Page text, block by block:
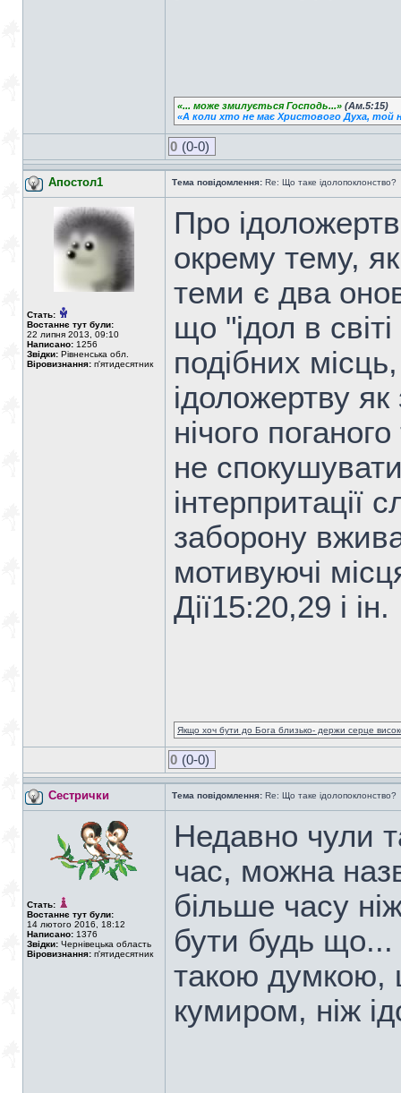
«... може змилується Господь...» (Ам.5:15)
«А коли хто не має Христового Духа, той
0 (0-0)
Апостол1 Тема повідомлення: Re: Що таке ідолопоклонство?
Стать:
Востаннє тут були:
22 липня 2013, 09:10
Написано: 1256
Звідки: Рівненська обл.
Віровизнання: п'ятидесятник
Про
окрему тему,
теми є два
що "ідол в
подібних
ідоложертву
нічого
не
інтерпритації
заборону
мотивуючі
Дії15:20,29 і ін.
Якщо хоч бути до Бога близько- держи серце
0 (0-0)
Сестрички Тема повідомлення: Re: Що таке ідолопоклонство?
Стать:
Востаннє тут були:
14 лютого 2016, 18:12
Написано: 1376
Звідки: Чернівецька область
Віровизнання: п'ятидесятник
Недавно чули
час, можна
більше часу
бути будь що...
такою думкою,
кумиром, ніж